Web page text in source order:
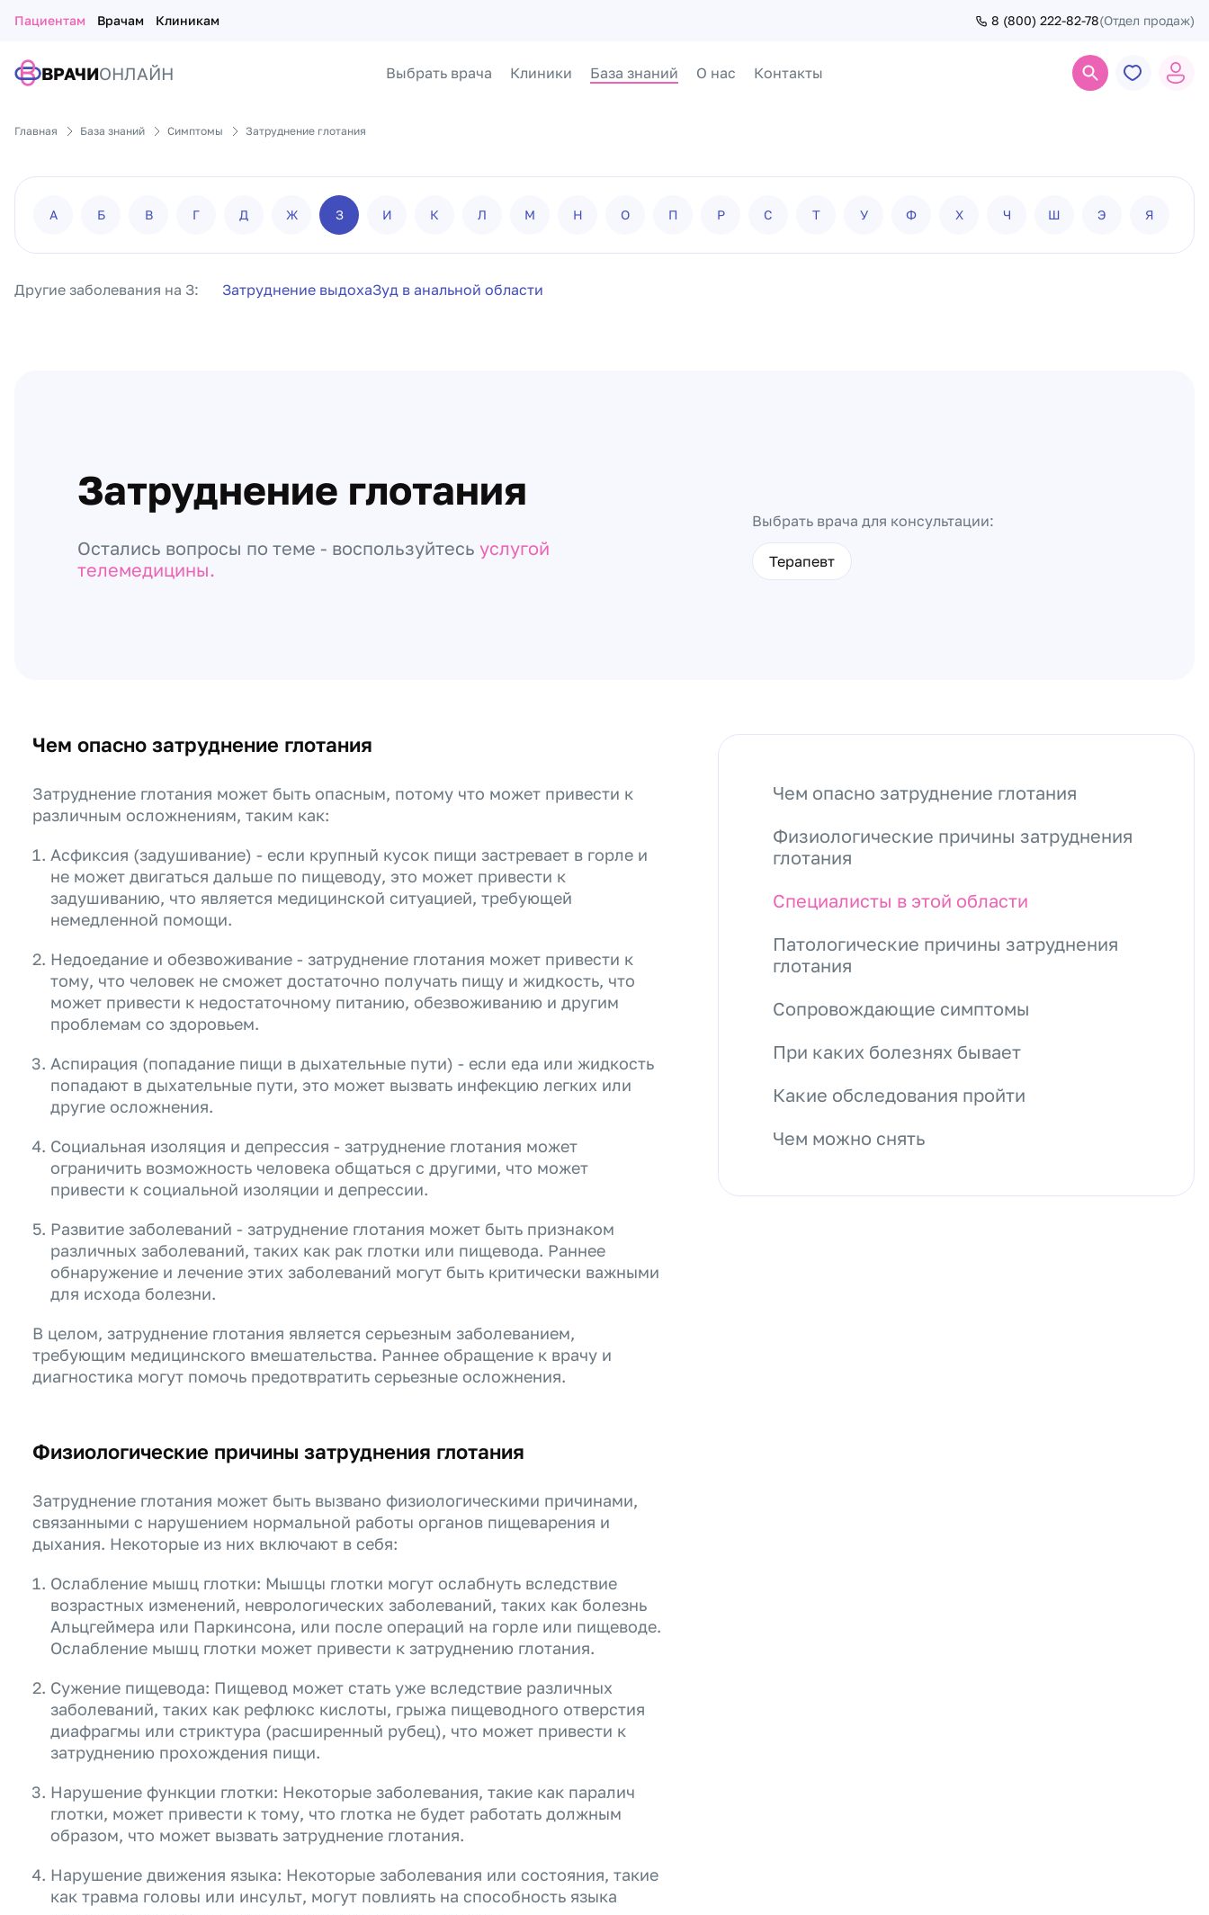
Пациентам Врачам Клиникам 8 (800) 222-82-78(Отдел продаж)
ВРАЧИОНЛАЙН Выбрать врача Клиники База знаний О нас Контакты
Главная База знаний Симптомы Затруднение глотания
А Б В Г Д Ж З И К Л М Н О П Р С Т У Ф Х Ч Ш Э Я
Другие заболевания на З: Затруднение выдохаЗуд в анальной области
Затруднение глотания
Остались вопросы по теме - воспользуйтесь услугой
телемедицины.
Выбрать врача для консультации:
Терапевт
Чем опасно затруднение глотания
Затруднение глотания может быть опасным, потому что может привести к
различным осложнениям, таким как:
Асфиксия (задушивание) - если крупный кусок пищи застревает в горле и
не может двигаться дальше по пищеводу, это может привести к
задушиванию, что является медицинской ситуацией, требующей
немедленной помощи.
Недоедание и обезвоживание - затруднение глотания может привести к
тому, что человек не сможет достаточно получать пищу и жидкость, что
может привести к недостаточному питанию, обезвоживанию и другим
проблемам со здоровьем.
Аспирация (попадание пищи в дыхательные пути) - если еда или жидкость
попадают в дыхательные пути, это может вызвать инфекцию легких или
другие осложнения.
Социальная изоляция и депрессия - затруднение глотания может
ограничить возможность человека общаться с другими, что может
привести к социальной изоляции и депрессии.
Развитие заболеваний - затруднение глотания может быть признаком
различных заболеваний, таких как рак глотки или пищевода. Раннее
обнаружение и лечение этих заболеваний могут быть критически важными
для исхода болезни.
В целом, затруднение глотания является серьезным заболеванием,
требующим медицинского вмешательства. Раннее обращение к врачу и
диагностика могут помочь предотвратить серьезные осложнения.
Физиологические причины затруднения глотания
Затруднение глотания может быть вызвано физиологическими причинами,
связанными с нарушением нормальной работы органов пищеварения и
дыхания. Некоторые из них включают в себя:
Ослабление мышц глотки: Мышцы глотки могут ослабнуть вследствие
возрастных изменений, неврологических заболеваний, таких как болезнь
Альцгеймера или Паркинсона, или после операций на горле или пищеводе.
Ослабление мышц глотки может привести к затруднению глотания.
Сужение пищевода: Пищевод может стать уже вследствие различных
заболеваний, таких как рефлюкс кислоты, грыжа пищеводного отверстия
диафрагмы или стриктура (расширенный рубец), что может привести к
затруднению прохождения пищи.
Нарушение функции глотки: Некоторые заболевания, такие как паралич
глотки, может привести к тому, что глотка не будет работать должным
образом, что может вызвать затруднение глотания.
Нарушение движения языка: Некоторые заболевания или состояния, такие
как травма головы или инсульт, могут повлиять на способность языка
Чем опасно затруднение глотания
Физиологические причины затруднения
глотания
Специалисты в этой области
Патологические причины затруднения
глотания
Сопровождающие симптомы
При каких болезнях бывает
Какие обследования пройти
Чем можно снять